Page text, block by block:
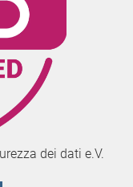
dei dati e.V.